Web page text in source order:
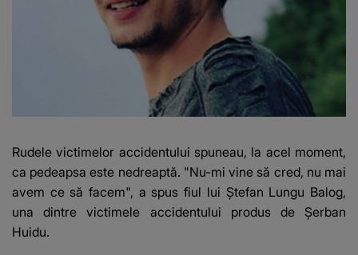
Rudele victimelor accidentului spuneau, la acel moment,
ca pedeapsa este nedreaptă. "Nu-mi vine să cred, nu mai
avem ce să facem", a spus fiul lui Ştefan Lungu Balog,
una dintre victimele accidentului produs de Şerban
Huidu.